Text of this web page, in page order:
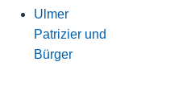
Ulmer
Patrizier und
Bürger